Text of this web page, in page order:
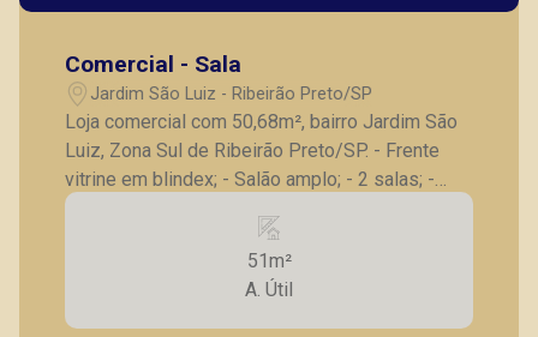
Comercial - Sala
Jardim São Luiz - Ribeirão Preto/SP
Loja comercial com 50,68m², bairro Jardim São
Luiz, Zona Sul de Ribeirão Preto/SP. - Frente
vitrine em blindex; - Salão amplo; - 2 salas; -
Excelente localização. A Piramid tem como
objetivo atender seus clientes com agilidade e
segurança, em locação, vendas de imóveis
prontos, usados ou mesmo nos principais
lançamentos da cidade de Ribeirão Preto.
51m²
A. Útil